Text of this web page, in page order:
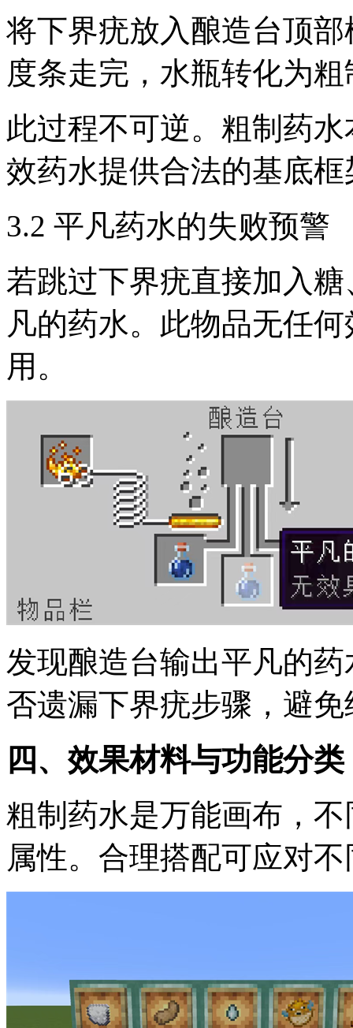
将下界疣放入酿造台顶
度条走完，水瓶转化为
此过程不可逆。粗制药
效药水提供合法的基底框
3.2 平凡药水的失败预警
若跳过下界疣直接加入
凡的药水。此物品无任
用。
发现酿造台输出平凡的
否遗漏下界疣步骤，避
四、效果材料与功能分类
粗制药水是万能画布，
属性。合理搭配可应对